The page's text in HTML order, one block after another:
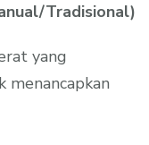
Tradisional)
yang
menancapkan